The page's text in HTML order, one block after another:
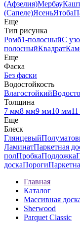
(Афзелия)Мербау
(Сапеле)ЯсеньЯтоба
Еще
Тип рисунка
Ромб1-полосныйС
полосныйКвадрат
Еще
Фаска
Без фаски
Водостойкость
Влагостойкий
Толщина
7 мм8 мм9 мм10 мм
Еще
Блеск
Глянцевый
ЛаминатПаркетная
полПробкаПодложка
доскаПороги
Главная
Каталог
Массивная
Sherwood
Parquet Сlassic